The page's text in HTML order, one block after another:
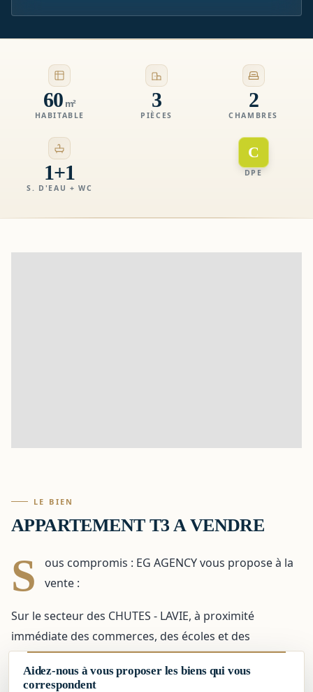
60 m²
HABITABLE
3
PIÈCES
2
CHAMBRES
1+1
S. D'EAU + WC
C
DPE
LE BIEN
APPARTEMENT T3 A VENDRE
S
ous compromis : EG AGENCY vous propose à la
vente :
Sur le secteur des CHUTES - LAVIE, à proximité
immédiate des commerces, des écoles et des
transports en commun, découvrez cet appartement T3
de 59 m².
Aidez-nous à vous proposer les biens qui vous
correspondent